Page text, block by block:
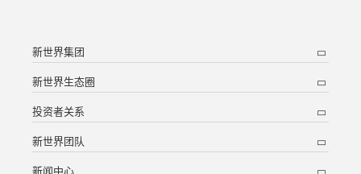
新世界集团
新世界生态圈
投资者关系
新世界团队
新闻中心